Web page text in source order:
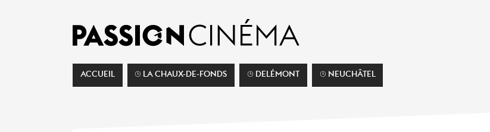
ACCUEIL ⌚︎ LA CHAUX-DE-FONDS ⌚︎ DELÉMONT ⌚︎ NEUCHÂTEL